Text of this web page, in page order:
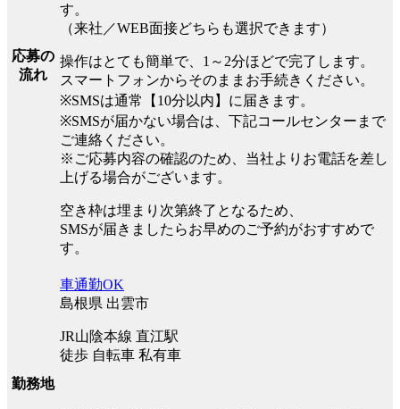
応募の
流れ
す。
（来社／WEB面接どちらも選択できます）
操作はとても簡単で、1～2分ほどで完了します。
スマートフォンからそのままお手続きください。
※SMSは通常【10分以内】に届きます。
※SMSが届かない場合は、下記コールセンターまで
ご連絡ください。
※ご応募内容の確認のため、当社よりお電話を差し
上げる場合がございます。
空き枠は埋まり次第終了となるため、
SMSが届きましたらお早めのご予約がおすすめで
す。
勤務地
車通勤OK
島根県 出雲市
JR山陰本線 直江駅
徒歩 自転車 私有車